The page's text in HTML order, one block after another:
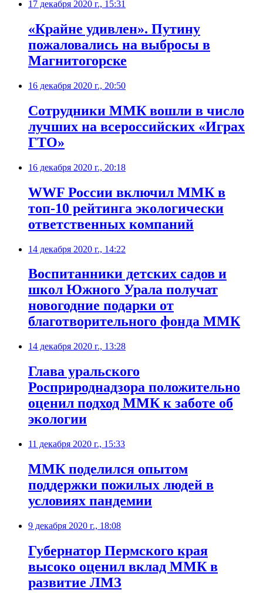
17 декабря 2020 г., 15:31
​«Крайне удивлен». Путину
пожаловались на выбросы в
Магнитогорске
16 декабря 2020 г., 20:50
Сотрудники ММК вошли в число
лучших на всероссийских «Играх
ГТО»
16 декабря 2020 г., 20:18
WWF России включил ММК в
топ-10 рейтинга экологически
ответственных компаний
14 декабря 2020 г., 14:22
Воспитанники детских садов и
школ Южного Урала получат
новогодние подарки от
благотворительного фонда ММК
14 декабря 2020 г., 13:28
Глава уральского
Росприроднадзора положительно
оценил подход ММК к заботе об
экологии
11 декабря 2020 г., 15:33
​ММК поделился опытом
поддержки пожилых людей в
условиях пандемии
9 декабря 2020 г., 18:08
Губернатор Пермского края
высоко оценил вклад ММК в
развитие ЛМЗ